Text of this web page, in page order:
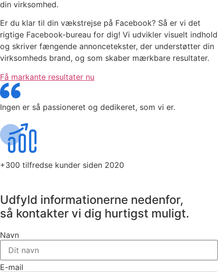
din virksomhed.
Er du klar til din vækstrejse på Facebook? Så er vi det
rigtige Facebook-bureau for dig! Vi udvikler visuelt indhold
og skriver fængende annoncetekster, der understøtter din
virksomheds brand, og som skaber mærkbare resultater.
Få markante resultater nu
Ingen er så passioneret og dedikeret, som vi er.
+300 tilfredse kunder siden 2020
Udfyld informationerne nedenfor,
så kontakter vi dig hurtigst muligt.
Navn
E-mail